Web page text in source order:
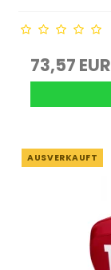
73,57 EUR
AUSVERKAUFT